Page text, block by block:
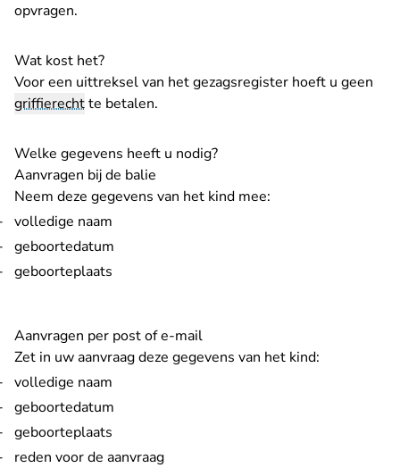
opvragen.
Wat kost het?
Voor een uittreksel van het gezagsregister hoeft u geen
griffierechtte betalen.
Welke gegevens heeft u nodig?
Aanvragen bij de balie
Neem deze gegevens van het kind mee:
volledige naam
geboortedatum
geboorteplaats
Aanvragen per post of e-mail
Zet in uw aanvraag deze gegevens van het kind:
volledige naam
geboortedatum
geboorteplaats
reden voor de aanvraag